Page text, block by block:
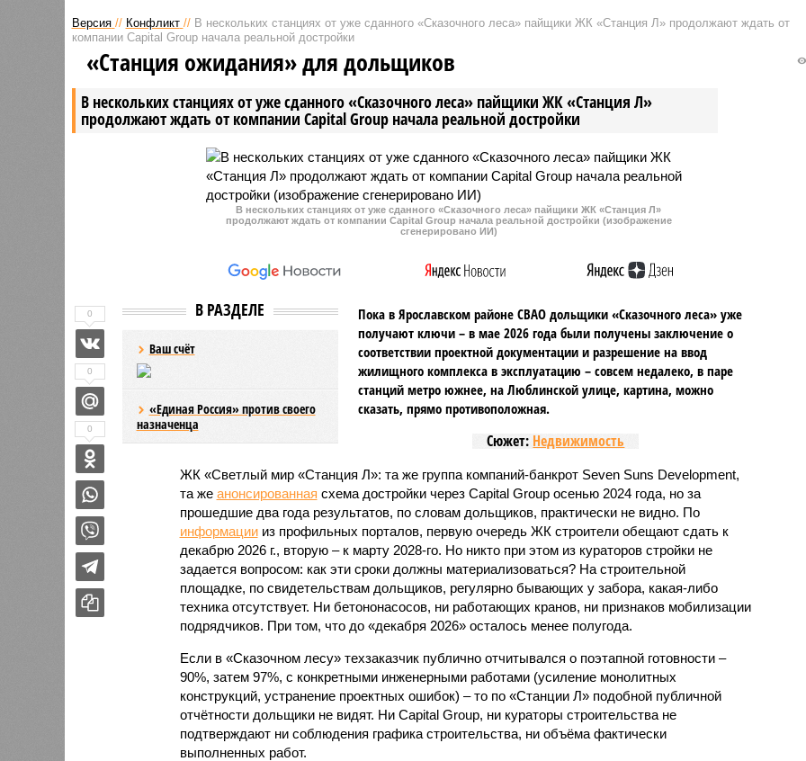
Трампа. По его мнению, план
США по Украине может стать
основой для мирного
поставок вооружений Украине
американского президента
приостановке военной помощи
выраженную главой республики
по поводу недавнего инцидента в
Версия // Конфликт // В нескольких станциях от уже сданного «Сказочного леса» пайщики ЖК «Станция Л» продолжают ждать от
компании Capital Group начала реальной достройки
В нескольких станциях от уже сданного «Сказочного леса» пайщики ЖК «Станция Л»
продолжают ждать от компании Capital Group начала реальной достройки
«Станция ожидания» для дольщиков
В нескольких станциях от уже сданного «Сказочного леса» пайщики ЖК «Станция Л»
продолжают ждать от компании Capital Group начала реальной достройки (изображение
сгенерировано ИИ)
В РАЗДЕЛЕ
Ваш счёт
«Единая Россия» против своего
назначенца
Пока в Ярославском районе СВАО дольщики «Сказочного леса» уже
получают ключи – в мае 2026 года были получены заключение о
соответствии проектной документации и разрешение на ввод
жилищного комплекса в эксплуатацию – совсем недалеко, в паре
станций метро южнее, на Люблинской улице, картина, можно
сказать, прямо противоположная.
Сюжет: Недвижимость
ЖК «Светлый мир «Станция Л»: та же группа компаний-банкрот Seven Suns Development,
та же анонсированная схема достройки через Capital Group осенью 2024 года, но за
прошедшие два года результатов, по словам дольщиков, практически не видно. По
информациииз профильных порталов, первую очередь ЖК строители обещают сдать к
декабрю 2026 г., вторую – к марту 2028-го. Но никто при этом из кураторов стройки не
задается вопросом: как эти сроки должны материализоваться? На строительной
площадке, по свидетельствам дольщиков, регулярно бывающих у забора, какая-либо
техника отсутствует. Ни бетононасосов, ни работающих кранов, ни признаков мобилизации
подрядчиков. При том, что до «декабря 2026» осталось менее полугода.
Если в «Сказочном лесу» техзаказчик публично отчитывался о поэтапной готовности –
90%, затем 97%, с конкретными инженерными работами (усиление монолитных
конструкций, устранение проектных ошибок) – то по «Станции Л» подобной публичной
отчётности дольщики не видят. Ни Capital Group, ни кураторы строительства не
подтверждают ни соблюдения графика строительства, ни объёма фактически
выполненных работ.
0
0
0